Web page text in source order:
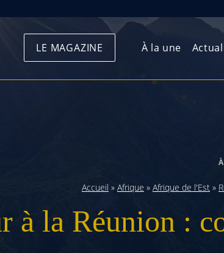
LE MAGAZINE À la une
Balkans
Accueil » Afrique » Afrique de l'Est »
à la Réunion :